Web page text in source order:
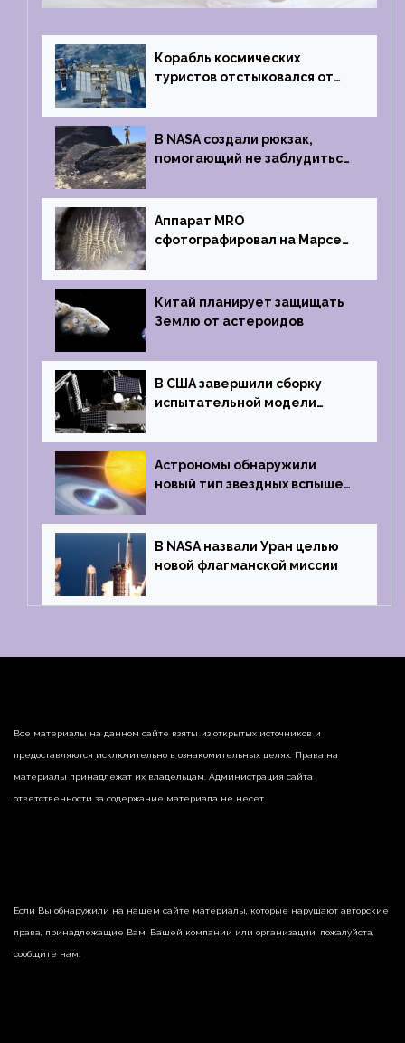
Корабль космических
туристов отстыковался от
на Землю
В NASA создали рюкзак,
помогающий не заблудиться
Аппарат MRO
сфотографировал на Марсе
на отпечаток пальца
Китай планирует защищать
Землю от астероидов
В США завершили сборку
испытательной модели
Griffin
Астрономы обнаружили
новый тип звездных вспышек
В NASA назвали Уран целью
новой флагманской миссии
Все материалы на данном сайте взяты из открытых источников и
предоставляются исключительно в ознакомительных целях. Права на
материалы принадлежат их владельцам. Администрация сайта
ответственности за содержание материала не несет.
Если Вы обнаружили на нашем сайте материалы, которые нарушают авторские
права, принадлежащие Вам, Вашей компании или организации, пожалуйста,
сообщите нам.